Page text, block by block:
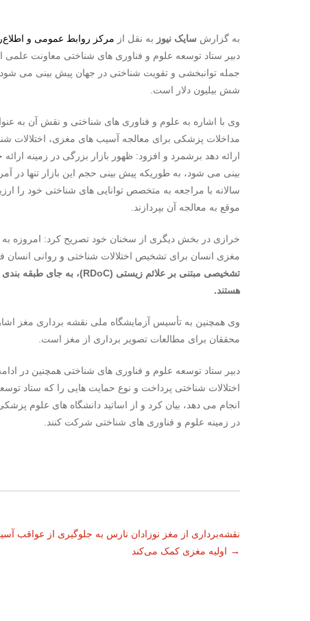
به گزارش سایک نیوز به نقل از مرکز روابط عمومی و
دبیر ستاد توسعه علوم و فناوری های شناختی معاونت علمی
شش بیلیون دلار است.
وی با اشاره به علوم و فناوری های شناختی و نقش آن به
مداخلات پزشکی برای معالجه آسیب های مغزی، اختلالات
ارائه دهد برشمرد و افزود: ظهور بازار بزرگی در زمینه
سالانه با مراجعه به متخصص توانایی های شناختی خود را
موقع به معالجه آن بپردازند.
خرازی در بخش دیگری از سخنان خود تصریح کرد: امروزه به
مغزی انسان برای تشخیص اختلالات شناختی و روانی انسان
هستند.
وی همچنین به تأسیس آزمایشگاه ملی نقشه برداری مغز
محققان برای مطالعات تصویر برداری از مغز است.
دبیر ستاد توسعه علوم و فناوری های شناختی همچنین در
اختلالات شناختی پرداخت و نوع حمایت هایی را که ستاد
انجام می دهد، بیان کرد و از اساتید دانشگاه های علوم
در زمینه علوم و فناوری های شناختی شرکت کنند.
ناوبری
نوشته
نقشه‌برداری از مغز نوزادان نارس به جلوگیری از عواقب
اولیه مغزی کمک می‌کند →